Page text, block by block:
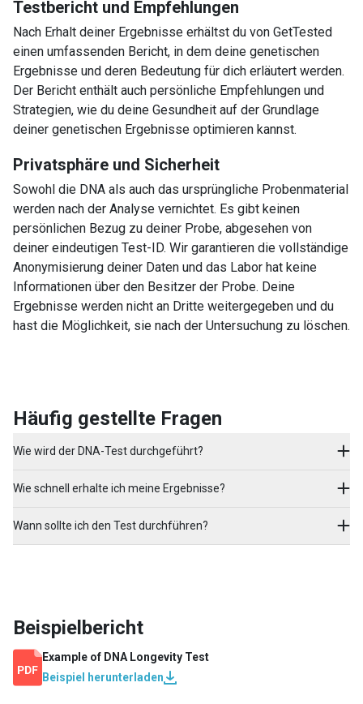
Testbericht und Empfehlungen
Nach Erhalt deiner Ergebnisse erhältst du von GetTested
einen umfassenden Bericht, in dem deine genetischen
Ergebnisse und deren Bedeutung für dich erläutert werden.
Der Bericht enthält auch persönliche Empfehlungen und
Strategien, wie du deine Gesundheit auf der Grundlage
deiner genetischen Ergebnisse optimieren kannst.
Privatsphäre und Sicherheit
Sowohl die DNA als auch das ursprüngliche Probenmaterial
werden nach der Analyse vernichtet. Es gibt keinen
persönlichen Bezug zu deiner Probe, abgesehen von
deiner eindeutigen Test-ID. Wir garantieren die vollständige
Anonymisierung deiner Daten und das Labor hat keine
Informationen über den Besitzer der Probe. Deine
Ergebnisse werden nicht an Dritte weitergegeben und du
hast die Möglichkeit, sie nach der Untersuchung zu löschen.
Häufig gestellte Fragen
Wie wird der DNA-Test durchgeführt?
Wie schnell erhalte ich meine Ergebnisse?
Wann sollte ich den Test durchführen?
Beispielbericht
Example of DNA Longevity Test
Beispiel herunterladen